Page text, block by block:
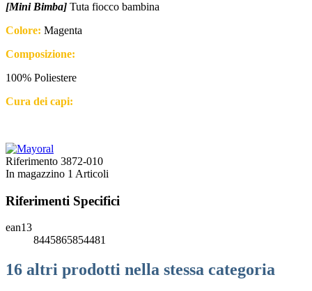
[Mini Bimba] Tuta fiocco bambina
Colore: Magenta
Composizione:
100% Poliestere
Cura dei capi:
Riferimento 3872-010
In magazzino 1 Articoli
Riferimenti Specifici
ean13
8445865854481
16 altri prodotti nella stessa categoria